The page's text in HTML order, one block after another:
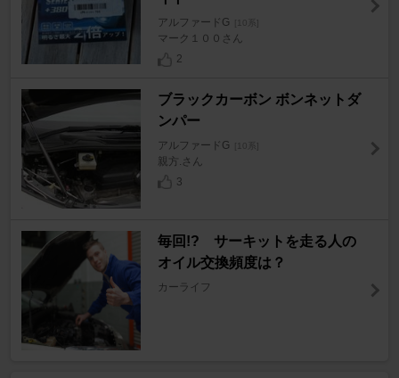
アルファードG [10系]
マーク１００さん
2
ブラックカーボン ボンネットダ
ンパー
アルファードG [10系]
親方.さん
3
毎回!? サーキットを走る人の
オイル交換頻度は？
カーライフ